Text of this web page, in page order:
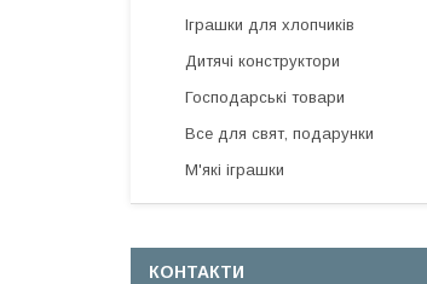
Іграшки для хлопчиків
Дитячі конструктори
Господарські товари
Все для свят, подарунки
М'які іграшки
КОНТАКТИ